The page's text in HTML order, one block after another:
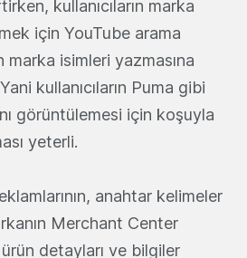
kullanıcıların marka
için YouTube arama
isimleri yazmasına
kullanıcıların Puma gibi
görüntülemesi için koşuyla
yeterli.
anahtar kelimeler
Merchant Center
detayları ve bilgiler